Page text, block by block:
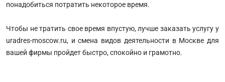
понадобиться потратить некоторое время.
Чтобы не тратить свое время впустую, лучше заказать услугу у
uradres-moscow.ru, и смена видов деятельности в Москве для
вашей фирмы пройдет быстро, спокойно и грамотно.